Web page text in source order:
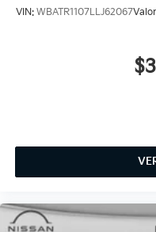
VIN: WBATR1107LLJ62067